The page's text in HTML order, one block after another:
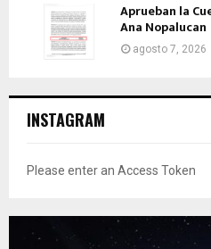
Aprueban la
Ana Nopalucan
agosto 7, 2026
INSTAGRAM
Please enter an Access Token